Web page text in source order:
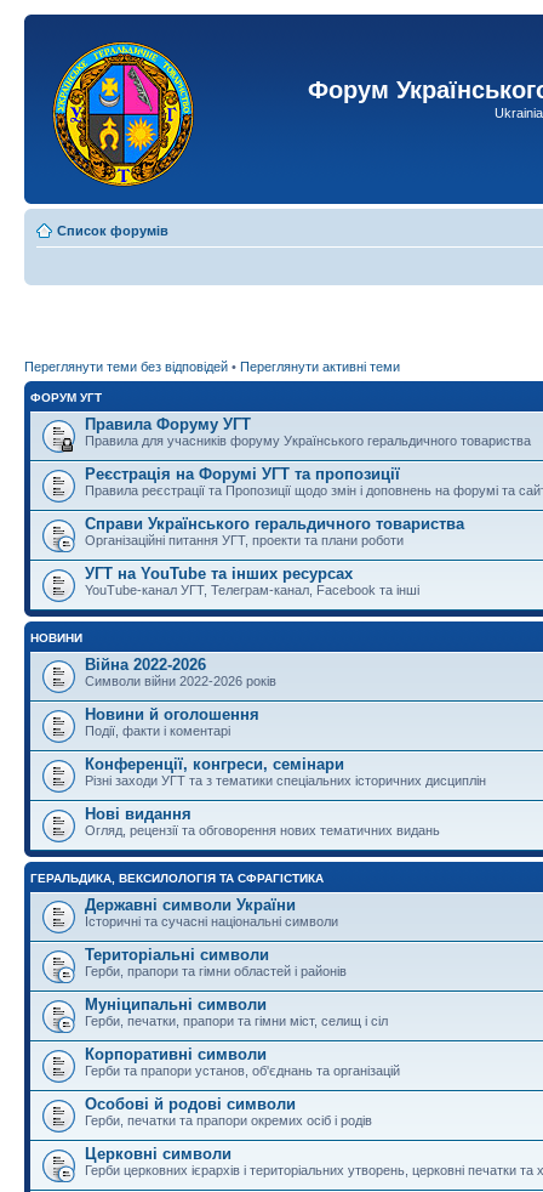
Форум
Список форумів
Переглянути теми без відповідей • Переглянути активні теми
ФОРУМ УГТ
Правила Форуму УГТ
Правила для учасників форуму Українського геральдичного товариства
Реєстрація на Форумі УГТ та пропозиції
Правила реєстрації та Пропозиції щодо змін і доповнень на форумі та
Справи Українського геральдичного товариства
Організаційні питання УГТ, проекти та плани роботи
УГТ на YouTube та інших ресурсах
YouTube-канал УГТ, Телеграм-канал, Facebook та інші
НОВИНИ
Війна 2022-2026
Символи війни 2022-2026 років
Новини й оголошення
Події, факти і коментарі
Конференції, конгреси, семінари
Різні заходи УГТ та з тематики спеціальних історичних дисциплін
Нові видання
Огляд, рецензії та обговорення нових тематичних видань
ГЕРАЛЬДИКА, ВЕКСИЛОЛОГІЯ ТА СФРАГІСТИКА
Державні символи України
Історичні та сучасні національні символи
Територіальні символи
Герби, прапори та гімни областей і районів
Муніципальні символи
Герби, печатки, прапори та гімни міст, селищ і сіл
Корпоративні символи
Герби та прапори установ, об'єднань та організацій
Особові й родові символи
Герби, печатки та прапори окремих осіб і родів
Церковні символи
Герби церковних ієрархів і територіальних утворень, церковні печатки та